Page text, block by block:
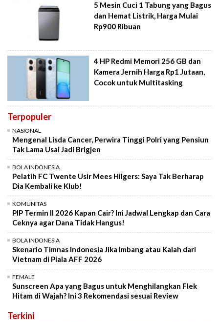
5 Mesin Cuci 1 Tabung yang Bagus
dan Hemat Listrik, Harga Mulai
Rp900 Ribuan
4 HP Redmi Memori 256 GB dan
Kamera Jernih Harga Rp1 Jutaan,
Cocok untuk Multitasking
Terpopuler
NASIONAL
Mengenal Lisda Cancer, Perwira Tinggi Polri yang Pensiun
Tak Lama Usai Jadi Brigjen
BOLA INDONESIA
Pelatih FC Twente Usir Mees Hilgers: Saya Tak Berharap
Dia Kembali ke Klub!
KOMUNITAS
PIP Termin II 2026 Kapan Cair? Ini Jadwal Lengkap dan Cara
Ceknya agar Dana Tidak Hangus!
BOLA INDONESIA
Skenario Timnas Indonesia Jika Imbang atau Kalah dari
Vietnam di Piala AFF 2026
FEMALE
Sunscreen Apa yang Bagus untuk Menghilangkan Flek
Hitam di Wajah? Ini 3 Rekomendasi sesuai Review
Terkini